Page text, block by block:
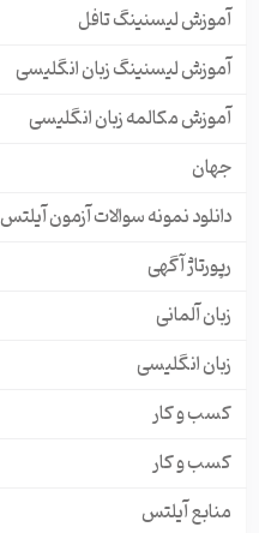
آموزش لیسنینگ تافل
آموزش لیسنینگ زبان انگلیسی
آموزش مکالمه زبان انگلیسی
جهان
دانلود نمونه سوالات آزمون آیلتس
رپورتاژ آگهی
زبان آلمانی
زبان انگلیسی
کسب و کار
کسب و کار
منابع آیلتس